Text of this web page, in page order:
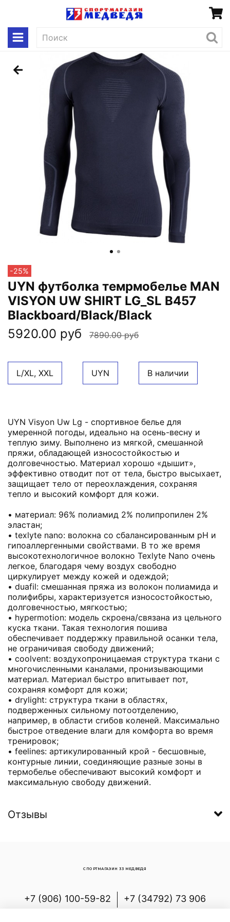
-25%
UYN футболка темрмобелье MAN
VISYON UW SHIRT LG_SL B457
Blackboard/Black/Black
5920.00 руб
7890.00 руб
L/XL, XXL UYN В наличии
UYN Visyon Uw Lg - спортивное белье для
умеренной погоды, идеально на осень-весну и
теплую зиму. Выполнено из мягкой, смешанной
пряжи, обладающей износостойкостью и
долговечностью. Материал хорошо «дышит»,
эффективно отводит пот от тела, быстро высыхает,
защищает тело от переохлаждения, сохраняя
тепло и высокий комфорт для кожи.
• материал: 96% полиамид 2% полипропилен 2%
эластан;
• texlyte nano: волокна со сбалансированным pH и
гипоаллергенными свойствами. В то же время
высокотехнологичное волокно Texlyte Nano очень
легкое, благодаря чему воздух свободно
циркулирует между кожей и одеждой;
• duafil: смешанная пряжа из волокон полиамида и
полифибры, характеризуется износостойкостью,
долговечностью, мягкостью;
• hypermotion: модель скроена/связана из цельного
куска ткани. Такая технология пошива
обеспечивает поддержку правильной осанки тела,
не ограничивая свободу движений;
• coolvent: воздухопроницаемая структура ткани с
многочисленными каналами, пронизывающими
материал. Материал быстро впитывает пот,
сохраняя комфорт для кожи;
• drylight: структура ткани в областях,
подверженных сильному потоотделению,
например, в области сгибов коленей. Максимально
быстрое отведение влаги для комфорта во время
тренировок;
• feelines: артикулированный крой - бесшовные,
контурные линии, соединяющие разные зоны в
термобелье обеспечивают высокий комфорт и
максимальную свободу движений.
Отзывы
+7 (906) 100-59-82
+7 (34792) 73 906
СПОРТМАГАЗИН 33 МЕДВЕДЯ